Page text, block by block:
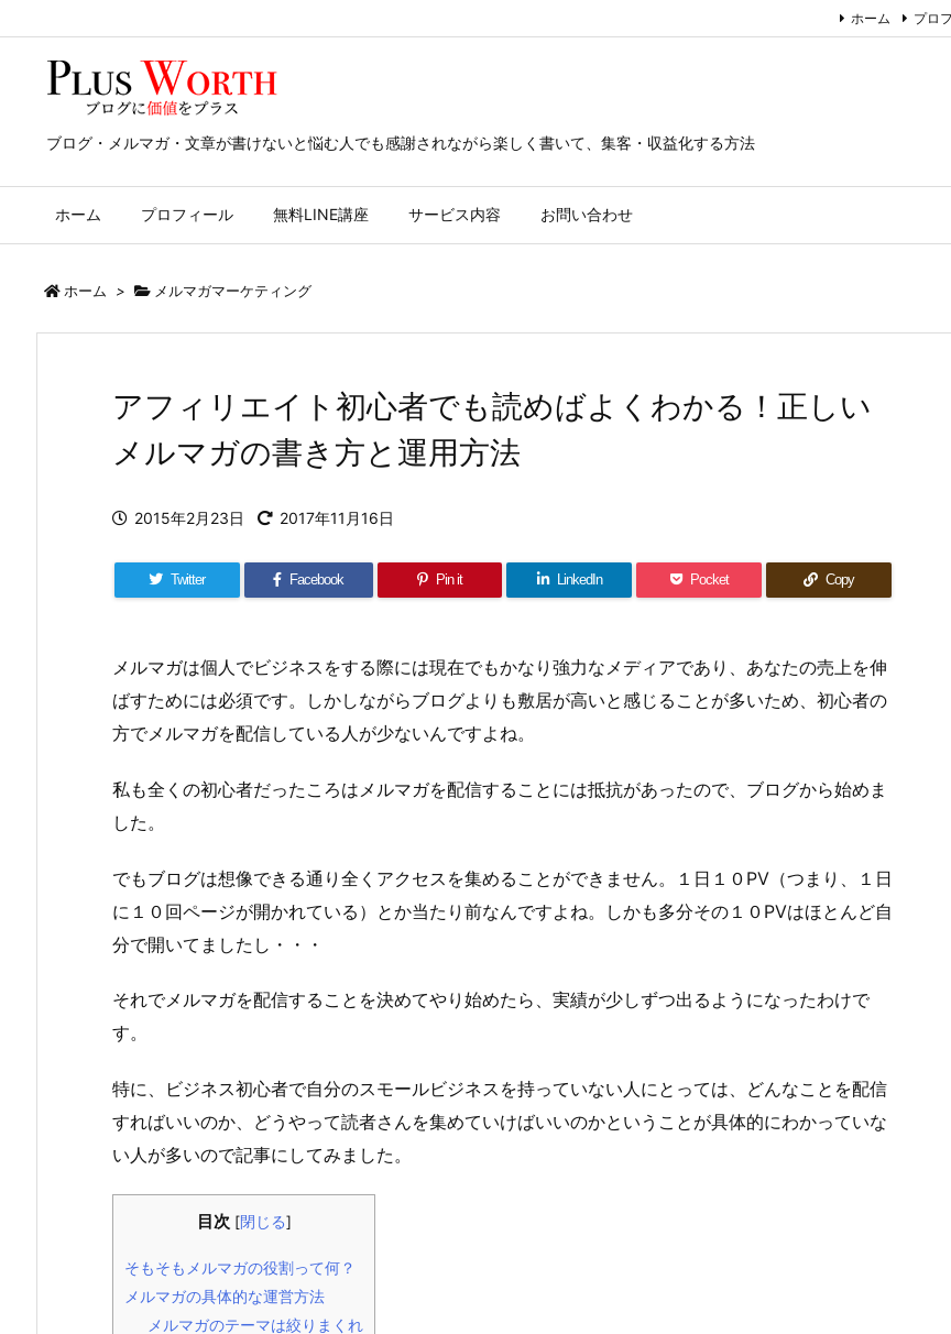
ブログ・メルマガ・文章が書けないと悩む人でも感謝されながら楽しく書いて、集客・収益化する方法
ホーム プロフィール 無料LINE講座 サービス内容 お問い合わせ
ホーム プロ
ホーム > メルマガマーケティング
アフィリエイト初心者でも読めばよくわかる！正しい
メルマガの書き方と運用方法
2015年2月23日 2017年11月16日
Twitter Facebook Pin it LinkedIn Pocket Copy
メルマガは個人でビジネスをする際には現在でもかなり強力なメディアであり、あなたの売上を伸
ばすためには必須です。しかしながらブログよりも敷居が高いと感じることが多いため、初心者の
方でメルマガを配信している人が少ないんですよね。
私も全くの初心者だったころはメルマガを配信することには抵抗があったので、ブログから始めま
した。
でもブログは想像できる通り全くアクセスを集めることができません。１日１０PV（つまり、１日
に１０回ページが開かれている）とか当たり前なんですよね。しかも多分その１０PVはほとんど自
分で開いてましたし・・・
それでメルマガを配信することを決めてやり始めたら、実績が少しずつ出るようになったわけで
す。
特に、ビジネス初心者で自分のスモールビジネスを持っていない人にとっては、どんなことを配信
すればいいのか、どうやって読者さんを集めていけばいいのかということが具体的にわかっていな
い人が多いので記事にしてみました。
目次 [閉じる]
そもそもメルマガの役割って何？
メルマガの具体的な運営方法
メルマガのテーマは絞りまくれ